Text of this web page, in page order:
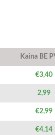
Kaina BE
€3,40
2,99
€2,99
€4,14